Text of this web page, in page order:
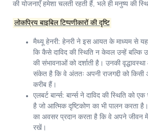
की योजनाएँ हमेशा चलती रहती हैं, भले ही मनुष्य की
लोकप्रिय बाइबिल टिप्पणीकारों की दृष्टि
मैथ्यू हेनरी: हेनरी ने इस आयत के माध्यम से यह
कि कैसे दाविद की स्थिति न केवल उन्हें बल्कि
की संभावनाओं को दर्शाती है। उनकी
संकेत है कि वे अंततः अपनी राजगद्दी को
करीब हैं।
एलबर्ट बार्न्स: बार्न्स ने दाविद की स्थिति को
है जो आत्मिक दृष्टिकोण का भी पालन करता
का अवसर प्रदान करता है कि वे अपने जीवन
रखें।